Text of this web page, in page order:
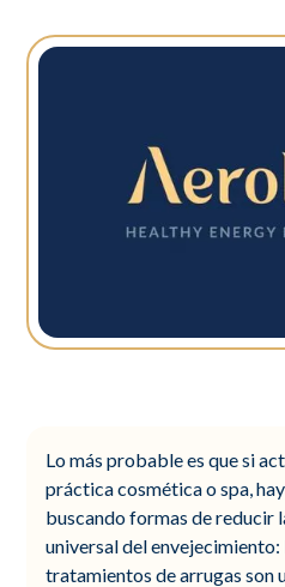
Lo más probable es que si
práctica cosmética o spa,
buscando formas de reducir
universal del envejecimiento:
tratamientos de arrugas son